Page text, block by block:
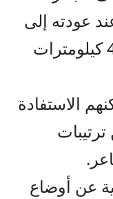
عودته إلى
قطع مسافة تتراوح بين 3 و4 كيلومترات
الاستفادة
عن أوضاع